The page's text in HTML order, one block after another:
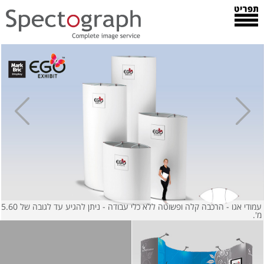
עמודי אגו - הרכבה קלה ופשוטה ללא כלי עבודה - ניתן להגיע עד לגובה של 5.60
מ'.